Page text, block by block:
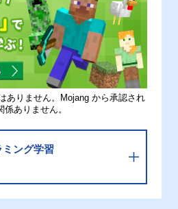
ありません。Mojang から承認され
ありません。
ング学習